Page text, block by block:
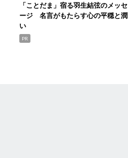
「ことだま」宿る羽生結弦のメッセ
ージ 名言がもたらす心の平穏と潤
い
PR